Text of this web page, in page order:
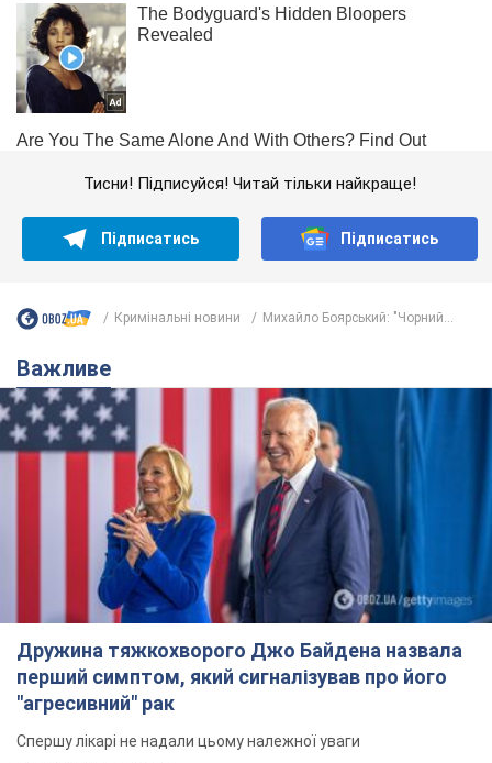
Тисни! Підписуйся! Читай тільки найкраще!
Підписатись Підписатись
Кримінальні новини Михайло Боярський: "Чорний...
Важливе
Дружина тяжкохворого Джо Байдена назвала
перший симптом, який сигналізував про його
"агресивний" рак
Спершу лікарі не надали цьому належної уваги